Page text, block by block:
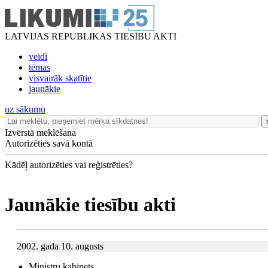
LATVIJAS REPUBLIKAS TIESĪBU AKTI
veidi
tēmas
visvairāk skatītie
jaunākie
uz sākumu
Izvērstā meklēšana
Autorizēties savā kontā
Kādēļ autorizēties vai reģistrēties?
Jaunākie tiesību akti
2002. gada 10. augusts